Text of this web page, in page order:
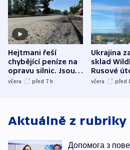
Hejtmani řeší
chybějící peníze na
opravu silnic. Jsou
nenárokové, namítá
včera před 7 h
Ukrajina
sklad
Rusové
trh, hasiče
včera před
Aktuálně z rubriky
Допомога з